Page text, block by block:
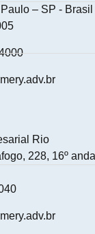
– SP - Brasil
Rio
228, 16º